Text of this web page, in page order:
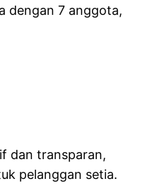
dengan 7 anggota,
dan transparan,
pelanggan setia.